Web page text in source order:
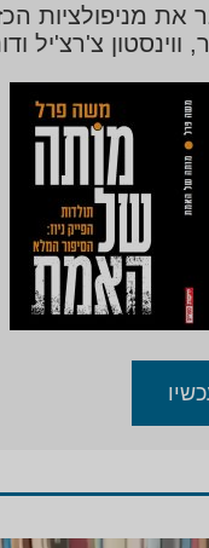
מניפולציות
ווינסטון צ'רצ'יל